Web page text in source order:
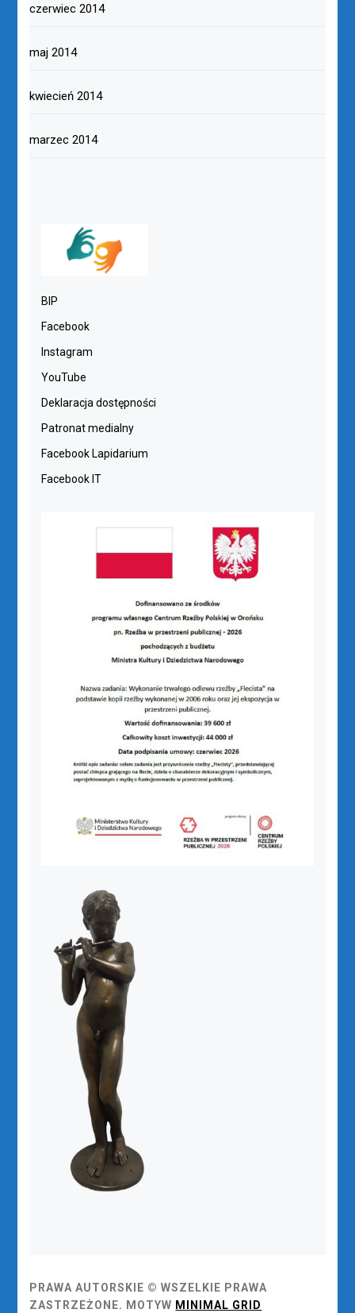
czerwiec 2014
maj 2014
kwiecień 2014
marzec 2014
BIP
Facebook
Instagram
YouTube
Deklaracja dostępności
Patronat medialny
Facebook Lapidarium
Facebook IT
PRAWA AUTORSKIE © WSZELKIE PRAWA
ZASTRZEŻONE. MOTYW MINIMAL GRID